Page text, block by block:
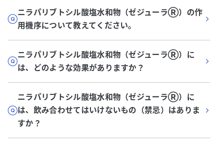
ニラパリブトシル酸塩水和物（ゼジューラⓇ）の作
用機序について教えてください。
ニラパリブトシル酸塩水和物（ゼジューラⓇ）に
は、どのような効果がありますか？
ニラパリブトシル酸塩水和物（ゼジューラⓇ）に
は、飲み合わせてはいけないもの（禁忌）はありま
すか？